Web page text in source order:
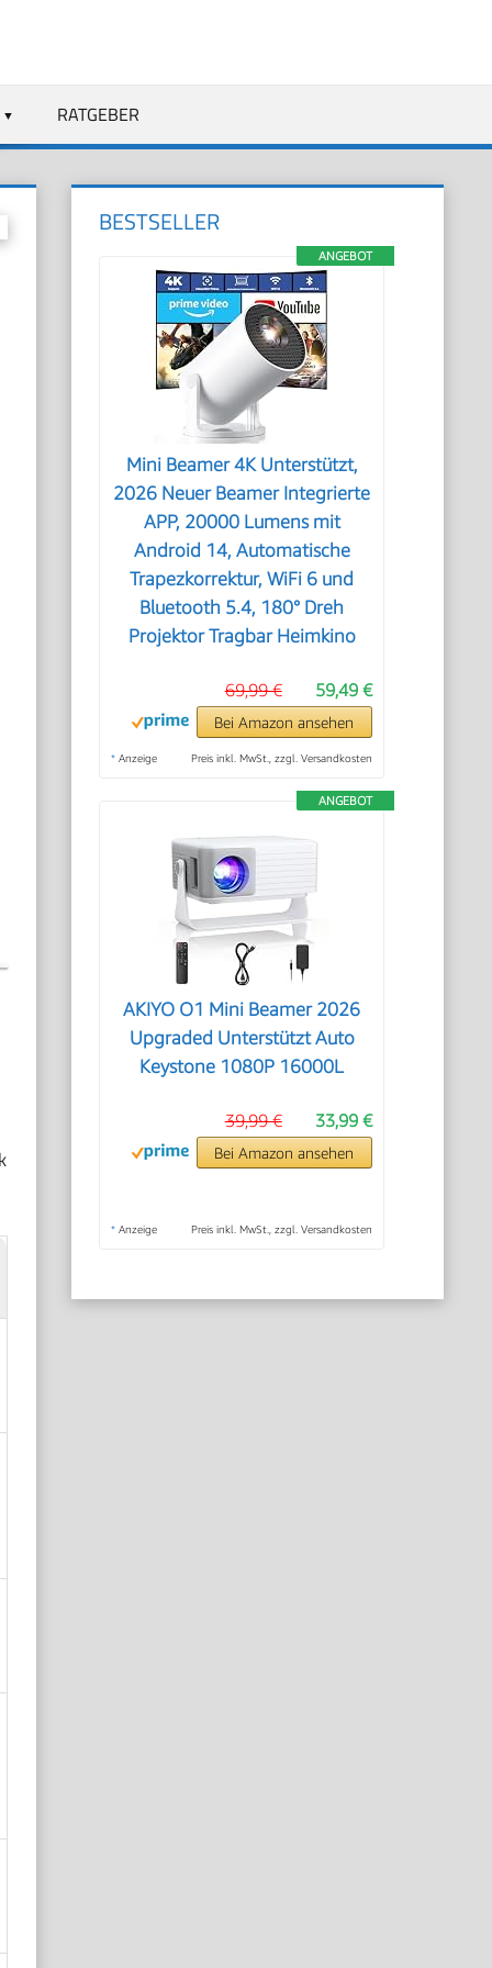
RATGEBER
BESTSELLER
ANGEBOT
Mini Beamer 4K Unterstützt,
2026 Neuer Beamer Integrierte
APP, 20000 Lumens mit
Android 14, Automatische
Trapezkorrektur, WiFi 6 und
Bluetooth 5.4, 180° Dreh
Projektor Tragbar Heimkino
59,49 €
69,99 €
Bei Amazon ansehen
* Anzeige Preis inkl. MwSt., zzgl. Versandkosten
ANGEBOT
AKIYO O1 Mini Beamer 2026
Upgraded Unterstützt Auto
Keystone 1080P 16000L
33,99 €
39,99 €
Bei Amazon ansehen
* Anzeige Preis inkl. MwSt., zzgl. Versandkosten